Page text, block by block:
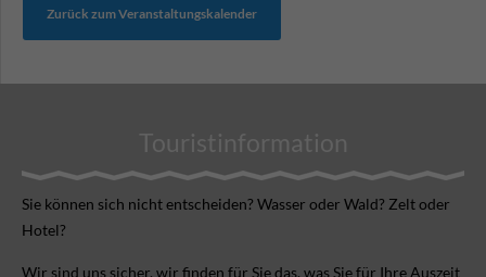
Zurück zum Veranstaltungskalender
Touristinformation
Sie können sich nicht ent­scheiden? Wasser oder Wald? Zelt oder
Hotel?
Wir sind uns sicher, wir finden für Sie das, was Sie für Ihre Aus­zeit